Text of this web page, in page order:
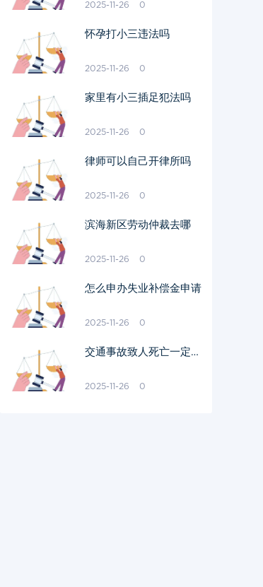
2025-11-26 0
怀孕打小三违法吗
2025-11-26 0
家里有小三插足犯法吗
2025-11-26 0
律师可以自己开律所吗
2025-11-26 0
滨海新区劳动仲裁去哪
2025-11-26 0
怎么申办失业补偿金申请
2025-11-26 0
交通事故致人死亡一定会
2025-11-26 0